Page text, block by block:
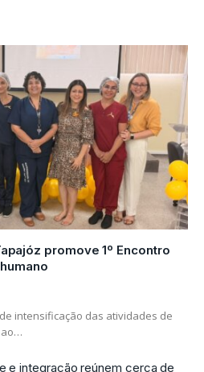
promove 1º Encontro
intensificação das atividades de
ao…
e integração reúnem cerca de